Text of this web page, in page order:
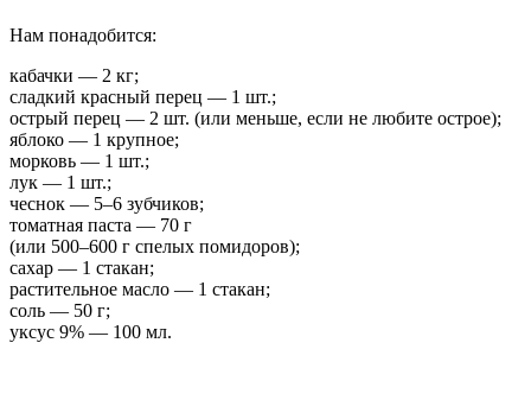
Нам понадобится:
кабачки — 2 кг;
сладкий красный перец — 1 шт.;
острый перец — 2 шт. (или меньше, если не любите острое);
яблоко — 1 крупное;
морковь — 1 шт.;
лук — 1 шт.;
чеснок — 5–6 зубчиков;
томатная паста — 70 г
(или 500–600 г спелых помидоров);
сахар — 1 стакан;
растительное масло — 1 стакан;
соль — 50 г;
уксус 9% — 100 мл.